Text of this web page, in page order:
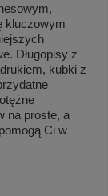
kluczowym
Długopisy z
kubki z
na proste, a
Ci w